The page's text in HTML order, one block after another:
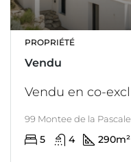
PROPRIÉTÉ
Vendu
5 4 290m²